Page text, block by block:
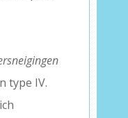
type IV.